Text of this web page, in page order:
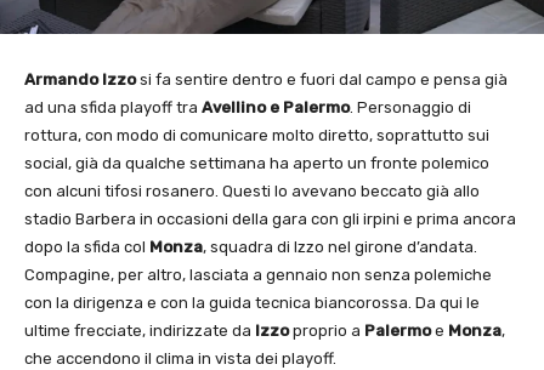
Armando Izzosi fa sentire dentro e fuori dal campo e pensa già
ad una sfida playoff tra Avellino e Palermo. Personaggio di
rottura, con modo di comunicare molto diretto, soprattutto sui
social, già da qualche settimana ha aperto un fronte polemico
con alcuni tifosi rosanero. Questi lo avevano beccato già allo
stadio Barbera in occasioni della gara con gli irpini e prima ancora
dopo la sfida col Monza, squadra di Izzo nel girone d’andata.
Compagine, per altro, lasciata a gennaio non senza polemiche
con la dirigenza e con la guida tecnica biancorossa. Da qui le
ultime frecciate, indirizzate da Izzoproprio a Palermoe Monza,
che accendono il clima in vista dei playoff.